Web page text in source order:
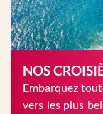
NOS
Embarquez
vers les plus